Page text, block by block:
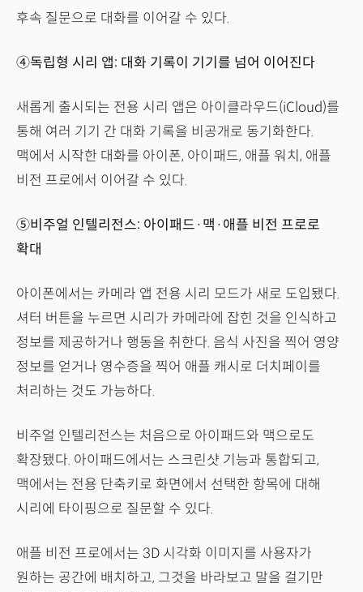
후속 질문으로 대화를 이어갈 수 있다.
④독립형 시리 앱: 대화 기록이 기기를 넘어 이어진다
새롭게 출시되는 전용 시리 앱은 아이클라우드(iCloud)를
통해 여러 기기 간 대화 기록을 비공개로 동기화한다.
맥에서 시작한 대화를 아이폰, 아이패드, 애플 워치, 애플
비전 프로에서 이어갈 수 있다.
⑤비주얼 인텔리전스: 아이패드·맥·애플 비전 프로로
확대
아이폰에서는 카메라 앱 전용 시리 모드가 새로 도입됐다.
셔터 버튼을 누르면 시리가 카메라에 잡힌 것을 인식하고
정보를 제공하거나 행동을 취한다. 음식 사진을 찍어 영양
정보를 얻거나 영수증을 찍어 애플 캐시로 더치페이를
처리하는 것도 가능하다.
비주얼 인텔리전스는 처음으로 아이패드와 맥으로도
확장됐다. 아이패드에서는 스크린샷 기능과 통합되고,
맥에서는 전용 단축키로 화면에서 선택한 항목에 대해
시리에 타이핑으로 질문할 수 있다.
애플 비전 프로에서는 3D 시각화 이미지를 사용자가
원하는 공간에 배치하고, 그것을 바라보고 말을 걸기만